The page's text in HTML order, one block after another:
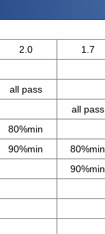
2.0 1.7
all pass
all pass
80%min
90%min 80%min
90%min